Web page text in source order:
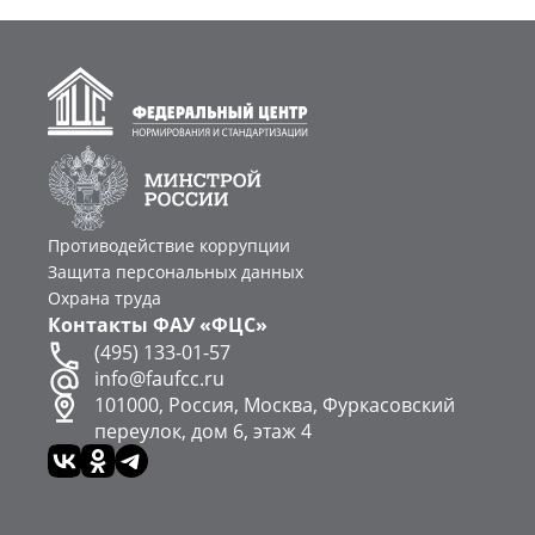
Противодействие коррупции
Защита персональных данных
Охрана труда
Контакты ФАУ «ФЦС»
(495) 133-01-57
info@faufcc.ru
101000, Россия, Москва, Фуркасовский
переулок, дом 6, этаж 4